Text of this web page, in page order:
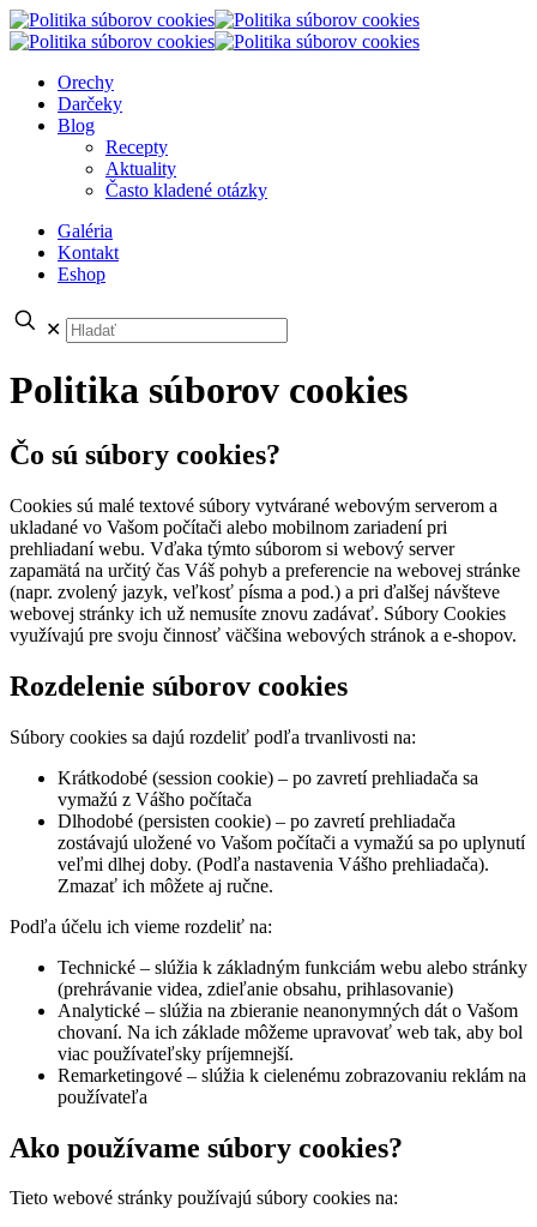
Orechy
Darčeky
Blog
Recepty
Aktuality
Často kladené otázky
Galéria
Kontakt
Eshop
✕
Politika súborov cookies
Čo sú súbory cookies?
Cookies sú malé textové súbory vytvárané webovým serverom a
ukladané vo Vašom počítači alebo mobilnom zariadení pri
prehliadaní webu. Vďaka týmto súborom si webový server
zapamätá na určitý čas Váš pohyb a preferencie na webovej stránke
(napr. zvolený jazyk, veľkosť písma a pod.) a pri ďalšej návšteve
webovej stránky ich už nemusíte znovu zadávať. Súbory Cookies
využívajú pre svoju činnosť väčšina webových stránok a e-shopov.
Rozdelenie súborov cookies
Súbory cookies sa dajú rozdeliť podľa trvanlivosti na:
Krátkodobé (session cookie) – po zavretí prehliadača sa
vymažú z Vášho počítača
Dlhodobé (persisten cookie) – po zavretí prehliadača
zostávajú uložené vo Vašom počítači a vymažú sa po uplynutí
veľmi dlhej doby. (Podľa nastavenia Vášho prehliadača).
Zmazať ich môžete aj ručne.
Podľa účelu ich vieme rozdeliť na:
Technické – slúžia k základným funkciám webu alebo stránky
(prehrávanie videa, zdieľanie obsahu, prihlasovanie)
Analytické – slúžia na zbieranie neanonymných dát o Vašom
chovaní. Na ich základe môžeme upravovať web tak, aby bol
viac používateľsky príjemnejší.
Remarketingové – slúžia k cielenému zobrazovaniu reklám na
používateľa
Ako používame súbory cookies?
Tieto webové stránky používajú súbory cookies na: